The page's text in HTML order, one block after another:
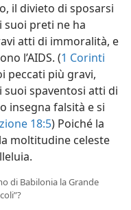
il divieto di sposarsi
suoi preti ne ha
atti di immoralità, e
l’AIDS. (1 Corinti
peccati più gravi,
suoi spaventosi atti di
insegna falsità e si
18:5) Poiché la
moltitudine celeste
di Babilonia la Grande